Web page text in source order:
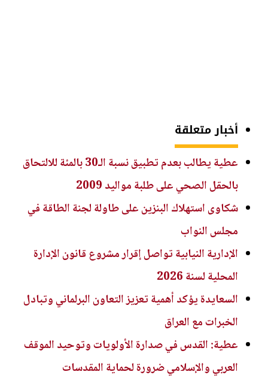
أخبار متعلقة
عطية يطالب بعدم تطبيق نسبة الـ30 بالمئة للالتحاق
بالحقل الصحي على طلبة مواليد 2009
شكاوى استهلاك البنزين على طاولة لجنة الطاقة في
مجلس النواب
الإدارية النيابية تواصل إقرار مشروع قانون الإدارة
المحلية لسنة 2026
السعايدة يؤكد أهمية تعزيز التعاون البرلماني وتبادل
الخبرات مع العراق
عطية: القدس في صدارة الأولويات وتوحيد الموقف
العربي والإسلامي ضرورة لحماية المقدسات